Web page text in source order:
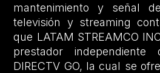
mantenimiento y señal
televisión y streaming
que LATAM STREAMCO
prestador
DIRECTV GO, la cual se